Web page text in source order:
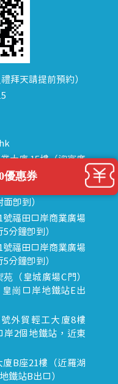
拜天請提前預約）
大廈 15樓（迎賓廣
正對面，海悅華城
即到）
福田口岸商業廣場
分鐘即到）
福田口岸商業廣場
分鐘即到）
（皇城廣場C門）
崗口岸地鐵站E出
外貿輕工大廈8樓
岸2個地鐵站，近東
B座21樓（近羅湖
鐵站B出口）
優惠券